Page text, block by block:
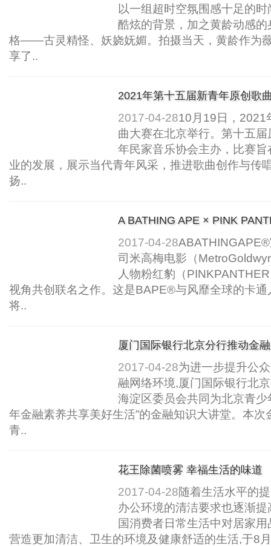
以一组超时空氛围感十足的
酷炫的背景，加之黄龄动感
格——古灵精怪、妖娆妩媚。拍摄当天，黄龄作为
享了..
2021年第十五届新青年原创歌
2017-04-2810月19日，2021
曲大赛在北京举行。第十五
年民家音乐协会主办，比赛
业的发展，展示当代青年风采，推进歌曲创作与传
扬..
A BATHING APE × PINK
2017-04-28
司米高梅电影（
人物粉红豹（
视角共创联名之作。这是BAPE®与风靡全球的卡
将..
厦门国际银行北京分行推动金
2017-04-28为进一步提升公
融网络环境,厦门国际银行北
海淀区委员会共同为北京青少
年金融素养共享美好生活”的金融知识大讲堂。本
青..
花王除菌喷雾 幸福生活的味道
2017-04-28随着生活水平的
办公环境的清洁要求也逐渐
国消费者日常生活中对居家
营造更加清洁、卫生的环境及健康舒适的生活,于8